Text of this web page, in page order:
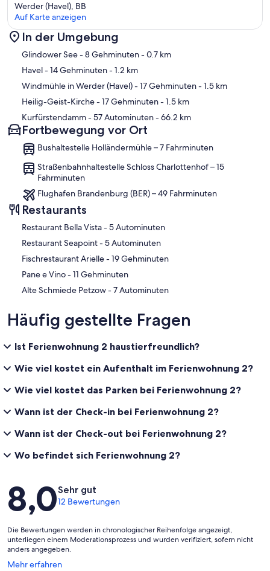
Karte
Werder (Havel), BB
Auf Karte anzeigen
In der Umgebung
Glindower See- 8 Gehminuten- 0.7 km
Havel- 14 Gehminuten- 1.2 km
Windmühle in Werder (Havel)- 17 Gehminuten- 1.5 km
Heilig-Geist-Kirche- 17 Gehminuten- 1.5 km
Kurfürstendamm- 57 Autominuten- 66.2 km
Fortbewegung vor Ort
Bushaltestelle Holländermühle – 7 Fahrminuten
Straßenbahnhaltestelle Schloss Charlottenhof – 15
Fahrminuten
Flughafen Brandenburg (BER) – 49 Fahrminuten
Restaurants
‪Restaurant Bella Vista - ‬5 Autominuten
‪Restaurant Seapoint - ‬5 Autominuten
‪Fischrestaurant Arielle - ‬19 Gehminuten
‪Pane e Vino - ‬11 Gehminuten
‪Alte Schmiede Petzow - ‬7 Autominuten
Häufig gestellte Fragen
Ist Ferienwohnung 2 haustierfreundlich?
Wie viel kostet ein Aufenthalt im Ferienwohnung 2?
Wie viel kostet das Parken bei Ferienwohnung 2?
Wann ist der Check-in bei Ferienwohnung 2?
Wann ist der Check-out bei Ferienwohnung 2?
Wo befindet sich Ferienwohnung 2?
Bewertungen
8,0Sehr gut
12 Bewertungen
Die Bewertungen werden in chronologischer Reihenfolge angezeigt,
unterliegen einem Moderationsprozess und wurden verifiziert, sofern nicht
anders angegeben.
Mehr erfahren
Wird